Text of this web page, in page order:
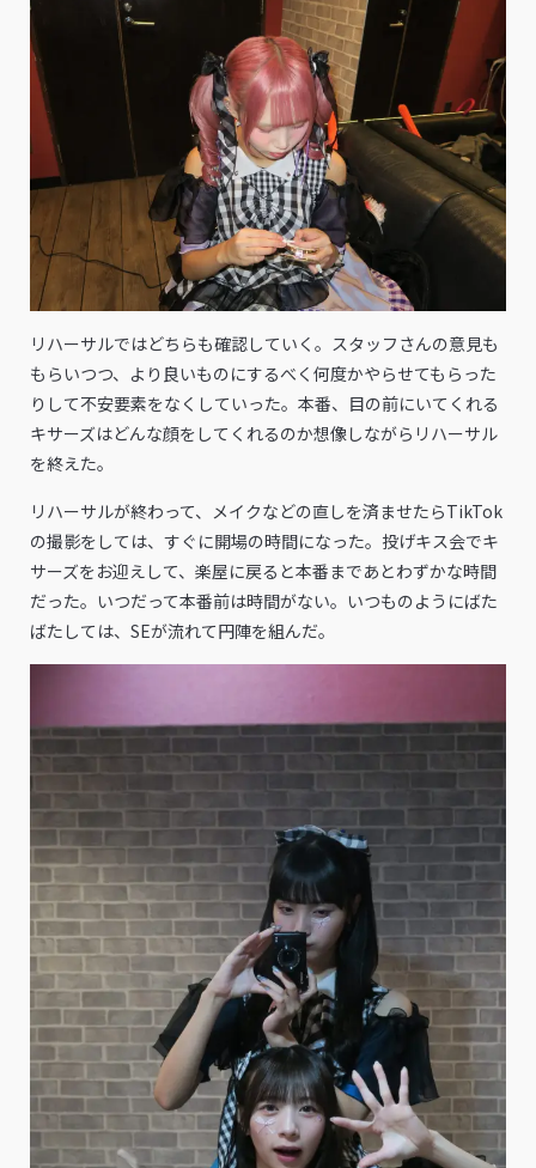
リハーサルではどちらも確認していく。スタッフさんの意見も
もらいつつ、より良いものにするべく何度かやらせてもらった
りして不安要素をなくしていった。本番、目の前にいてくれる
キサーズはどんな顔をしてくれるのか想像しながらリハーサル
を終えた。
リハーサルが終わって、メイクなどの直しを済ませたらTikTok
の撮影をしては、すぐに開場の時間になった。投げキス会でキ
サーズをお迎えして、楽屋に戻ると本番まであとわずかな時間
だった。いつだって本番前は時間がない。いつものようにばた
ばたしては、SEが流れて円陣を組んだ。